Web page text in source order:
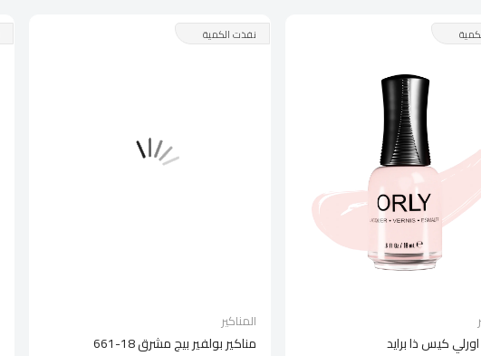
كيس ذا برايد
نفذت الكمية
المناكير
مناكير بولفير بيج مشرق 18-661